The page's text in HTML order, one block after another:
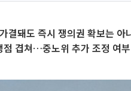
결돼도 즉시 쟁의권 확보는 아
점 겹쳐…중노위 추가 조정 여